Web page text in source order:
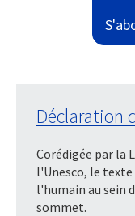
Déclaration
Corédigée par la
l'Unesco, le
l'humain au sein
sommet.